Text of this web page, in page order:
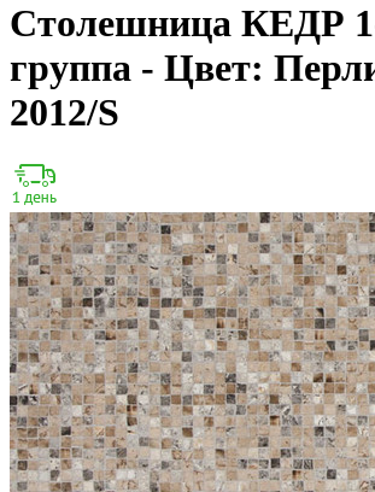
Столешница КЕДР
группа - Цвет:
2012/S